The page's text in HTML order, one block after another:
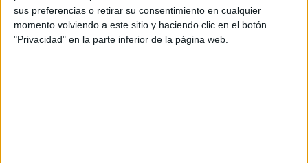
sus preferencias o retirar su consentimiento en cualquier
momento volviendo a este sitio y haciendo clic en el botón
"Privacidad" en la parte inferior de la página web.
Accedé a los beneficios para suscriptores
Contenidos exclusivos